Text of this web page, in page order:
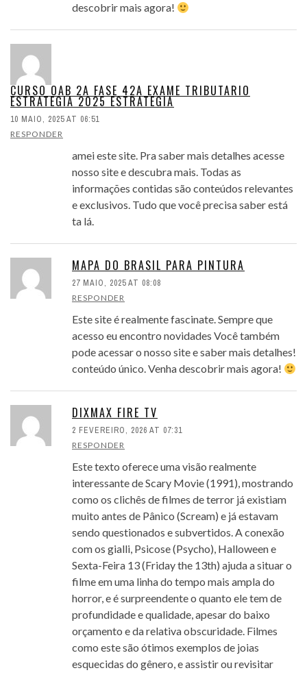
descobrir mais agora!
CURSO OAB 2A FASE 42A EXAME TRIBUTARIO
ESTRATEGIA 2025 ESTRATEGIA
10 MAIO, 2025 AT 06:51
RESPONDER
amei este site. Pra saber mais detalhes acesse
nosso site e descubra mais. Todas as
informações contidas são conteúdos relevantes
e exclusivos. Tudo que você precisa saber está
ta lá.
MAPA DO BRASIL PARA PINTURA
27 MAIO, 2025 AT 08:08
RESPONDER
Este site é realmente fascinate. Sempre que
acesso eu encontro novidades Você também
pode acessar o nosso site e saber mais detalhes!
conteúdo único. Venha descobrir mais agora!
DIXMAX FIRE TV
2 FEVEREIRO, 2026 AT 07:31
RESPONDER
Este texto oferece uma visão realmente
interessante de Scary Movie (1991), mostrando
como os clichês de filmes de terror já existiam
muito antes de Pânico (Scream) e já estavam
sendo questionados e subvertidos. A conexão
com os gialli, Psicose (Psycho), Halloween e
Sexta-Feira 13 (Friday the 13th) ajuda a situar o
filme em uma linha do tempo mais ampla do
horror, e é surpreendente o quanto ele tem de
profundidade e qualidade, apesar do baixo
orçamento e da relativa obscuridade. Filmes
como este são ótimos exemplos de joias
esquecidas do gênero, e assistir ou revisitar